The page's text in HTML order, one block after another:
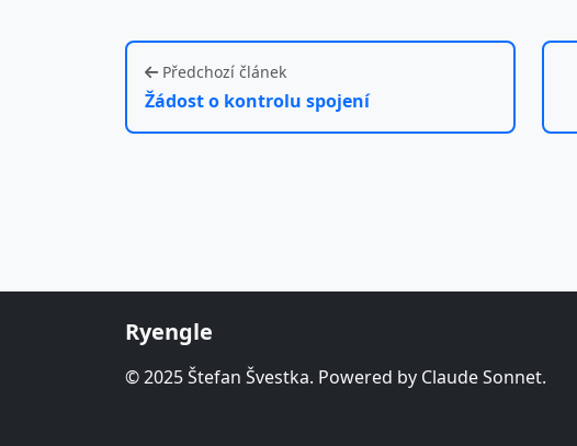
Předchozí článek
Žádost o kontrolu spojení
Ryengle
© 2025 Štefan Švestka. Powered by Claude Sonnet.